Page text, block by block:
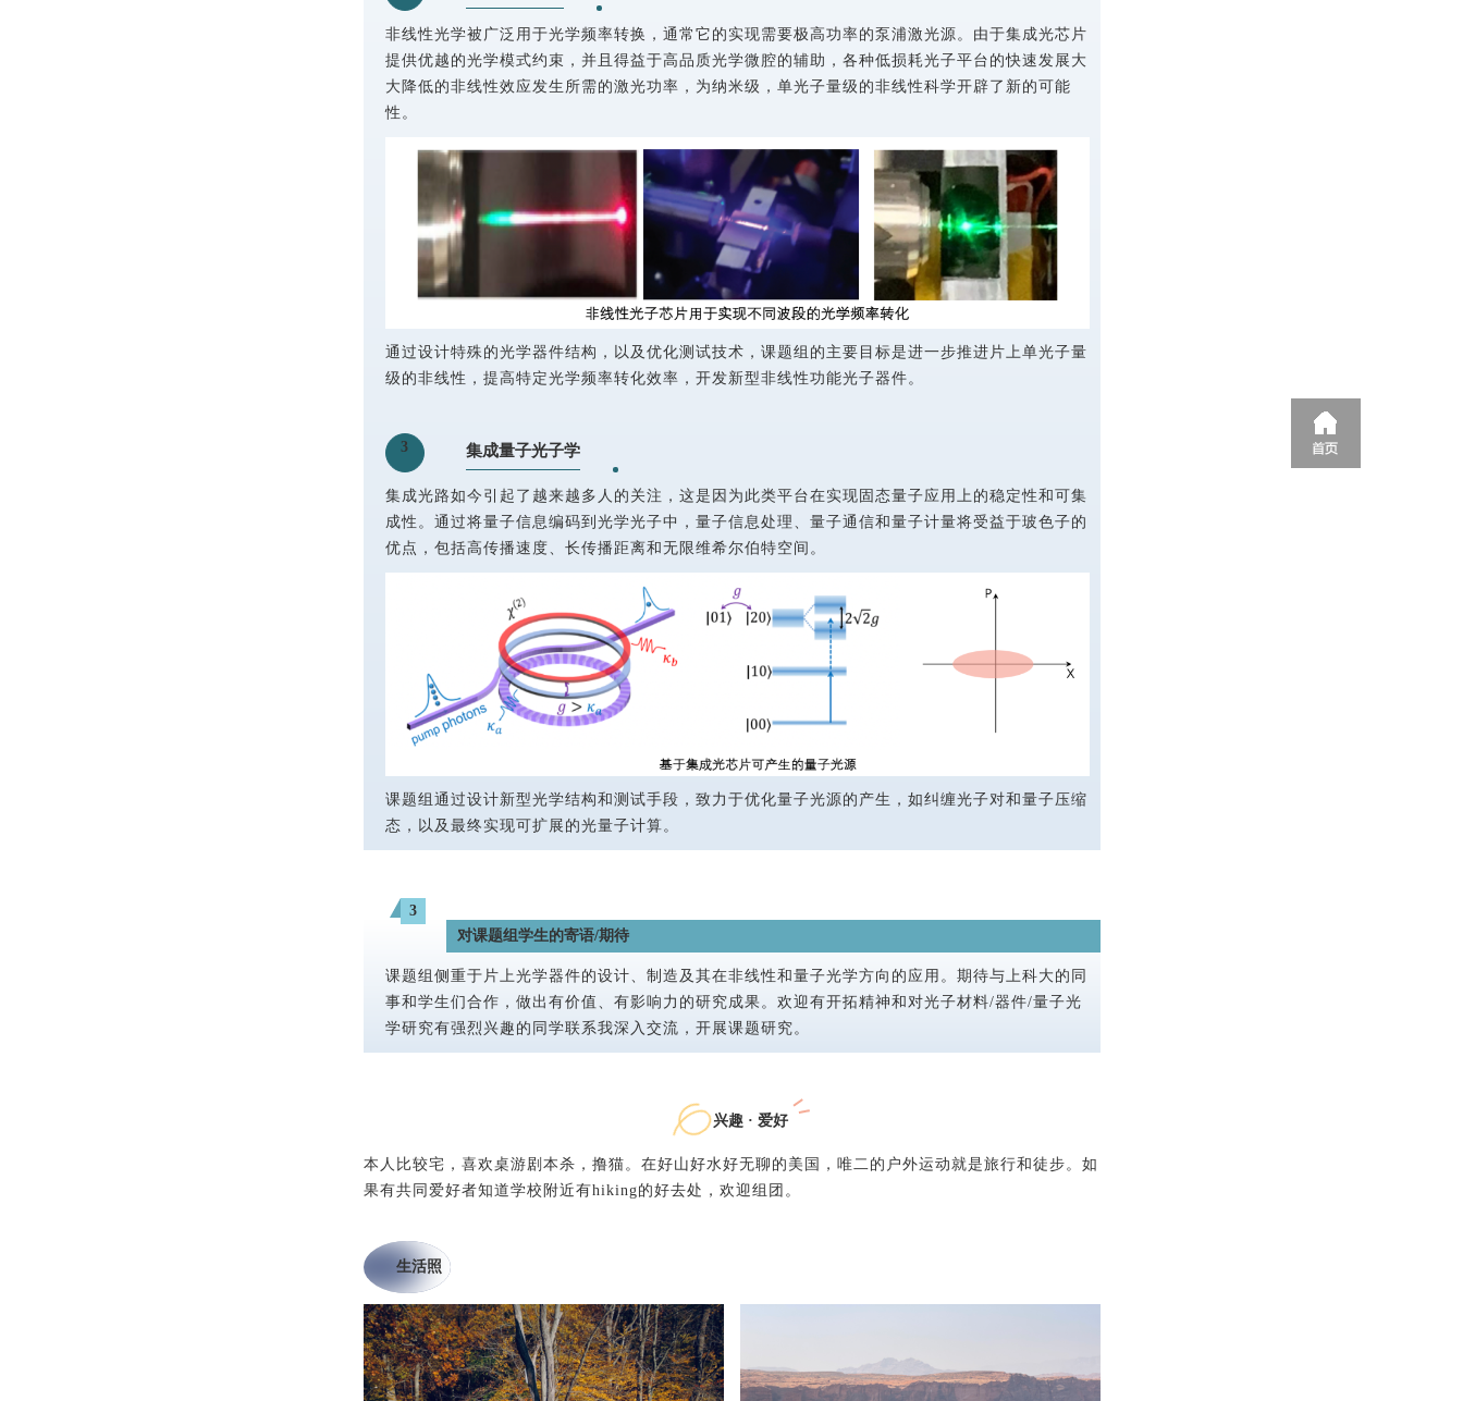
非线性光学被广泛用于光学频率转换，通常它的实现需要极高功率的泵浦激光源。由于集成光芯片
提供优越的光学模式约束，并且得益于高品质光学微腔的辅助，各种低损耗光子平台的快速发展大
大降低的非线性效应发生所需的激光功率，为纳米级，单光子量级的非线性科学开辟了新的可能
性。
通过设计特殊的光学器件结构，以及优化测试技术，课题组的主要目标是进一步推进片上单光子量
级的非线性，提高特定光学频率转化效率，开发新型非线性功能光子器件。
3 集成量子光子学
集成光路如今引起了越来越多人的关注，这是因为此类平台在实现固态量子应用上的稳定性和可集
成性。通过将量子信息编码到光学光子中，量子信息处理、量子通信和量子计量将受益于玻色子的
优点，包括高传播速度、长传播距离和无限维希尔伯特空间。
课题组通过设计新型光学结构和测试手段，致力于优化量子光源的产生，如纠缠光子对和量子压缩
态，以及最终实现可扩展的光量子计算。
3
对课题组学生的寄语/期待
课题组侧重于片上光学器件的设计、制造及其在非线性和量子光学方向的应用。期待与上科大的同
事和学生们合作，做出有价值、有影响力的研究成果。欢迎有开拓精神和对光子材料/器件/量子光
学研究有强烈兴趣的同学联系我深入交流，开展课题研究。
兴趣 · 爱好
本人比较宅，喜欢桌游剧本杀，撸猫。在好山好水好无聊的美国，唯二的户外运动就是旅行和徒步。如
果有共同爱好者知道学校附近有hiking的好去处，欢迎组团。
生活照